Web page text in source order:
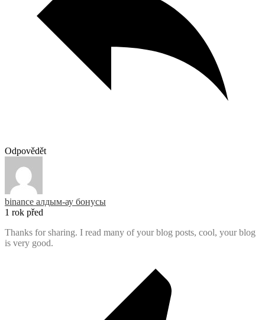
Odpovědět
binance алдым-ау бонусы
1 rok před
Thanks for sharing. I read many of your blog posts, cool, your blog
is very good.